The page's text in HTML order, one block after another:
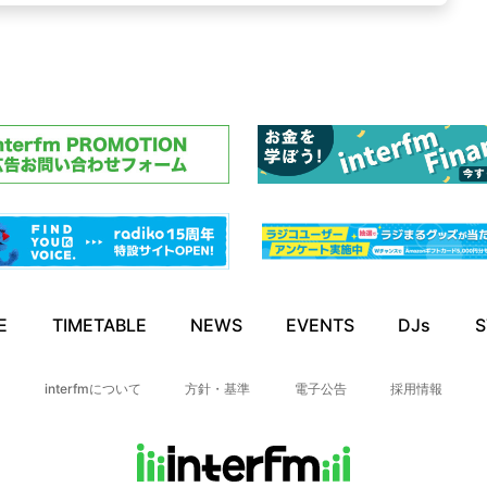
TIMETABLE NEWS EVENTS DJs
interfmについて 方針・基準 電子公告 採用情報